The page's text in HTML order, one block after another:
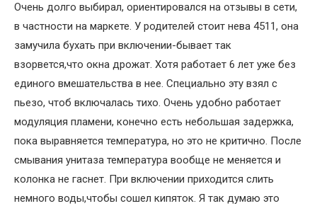
Очень долго выбирал, ориентировался на отзывы в сети,
в частности на маркете. У родителей стоит нева 4511, она
замучила бухать при включении-бывает так
взорвется,что окна дрожат. Хотя работает 6 лет уже без
единого вмешательства в нее. Специально эту взял с
пьезо, чтоб включалась тихо. Очень удобно работает
модуляция пламени, конечно есть небольшая задержка,
пока выравняется температура, но это не критично. После
смывания унитаза температура вообще не меняется и
колонка не гаснет. При включении приходится слить
немного воды,чтобы сошел кипяток. Я так думаю это